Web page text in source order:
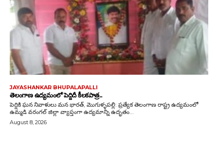
JAYASHANKAR BHUPALAPALLI
తెలంగాణ ఉద్యమంలో పెద్దిదీ కీలకపాత్ర..
పెద్దికి ఘన నివాళులు మన భారత్, మొగుళ్ళపల్లి: ప్రత్యేక తెలంగాణ రాష్ట్ర ఉద్యమంలో
ఉమ్మడి వరంగల్ జిల్లా వ్యాప్తంగా ఉద్యమాన్ని ఉదృతం...
August 8, 2026